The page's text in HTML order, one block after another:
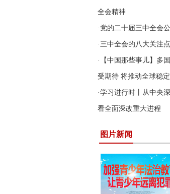
全会精神
· 党的二十届三中全会
·三中全会的八大关注点
· 【中国那些事儿】多
受期待 将推动全球稳
·学习进行时丨从中央
看全面深改重大进程
图片新闻